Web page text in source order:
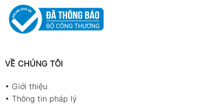
Đánh giá độ cứng mica acrylic (Plexiglas)
Ứng dụng trong phòng thí nghiệm vật liệu
Hỗ trợ kiểm soát chất lượng (QC/QA) tại
nhà máy
VỀ CHÚNG TÔI
• Giới thiệu
• Thông tin pháp lý